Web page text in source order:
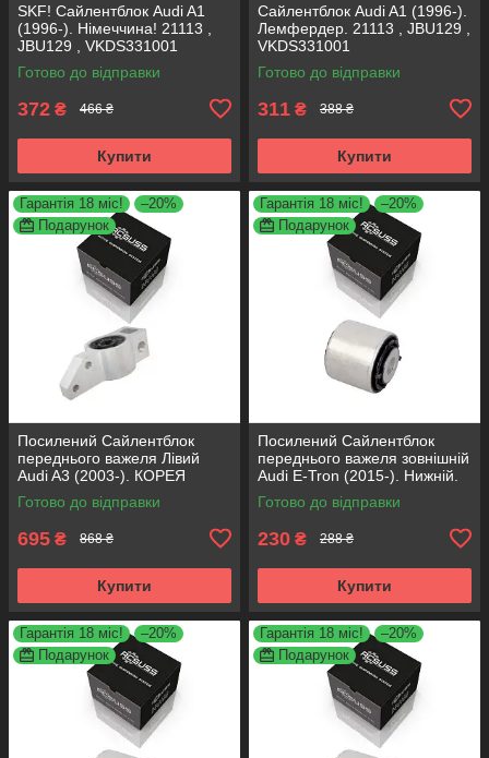
SKF! Сайлентблок Audi A1
(1996-). Німеччина! 21113 ,
JBU129 , VKDS331001
Готово до відправки
372 ₴ 466 ₴
Купити
Сайлентблок Audi A1 (1996-).
Лемфердер. 21113 , JBU129 ,
VKDS331001
Готово до відправки
311 ₴ 388 ₴
Купити
Гарантія 18 міс!
–20%
Подарунок
Посилений Сайлентблок
переднього важеля Лівий
Audi A3 (2003-). КОРЕЯ
Acsuss! 34762 , JBU691 ,
VKDS331004
Готово до відправки
695 ₴ 868 ₴
Купити
Гарантія 18 міс!
–20%
Подарунок
Посилений Сайлентблок
переднього важеля зовнішній
Audi E-Tron (2015-). Нижній.
КОРЕЯ Acsuss! FE175192 ,
VKDS331087
Готово до відправки
230 ₴ 288 ₴
Купити
Гарантія 18 міс!
–20%
Подарунок
Гарантія 18 міс!
–20%
Подарунок